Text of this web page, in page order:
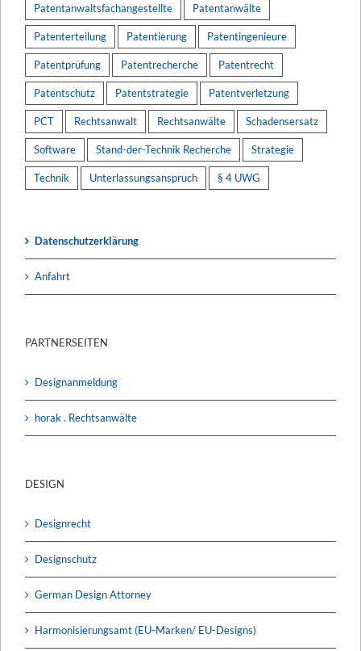
Patentanwaltsfachangestellte Patentanwälte
Patenterteilung Patentierung Patentingenieure
Patentprüfung Patentrecherche Patentrecht
Patentschutz Patentstrategie Patentverletzung
PCT Rechtsanwalt Rechtsanwälte Schadensersatz
Software Stand-der-Technik Recherche Strategie
Technik Unterlassungsanspruch § 4 UWG
Datenschutzerklärung
Anfahrt
PARTNERSEITEN
Designanmeldung
horak . Rechtsanwälte
DESIGN
Designrecht
Designschutz
German Design Attorney
Harmonisierungsamt (EU-Marken/ EU-Designs)